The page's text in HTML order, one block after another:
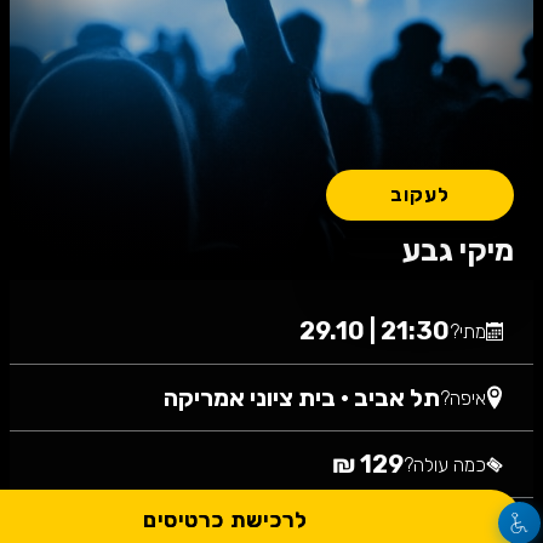
מיקי גבע
לעקוב
מתי?21:30 | 29.10
איפה?תל אביב • בית ציוני אמריקה
כמה עולה?129 ₪
לרכישת כרטיסים